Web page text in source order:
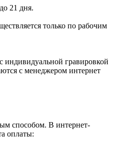
21 дня.
только по рабочим
гравировкой
с менеджером интернет
способом. В интернет-
оплаты: